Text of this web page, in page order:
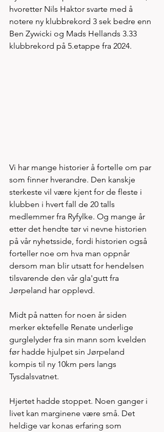
hvoretter Nils Haktor svarte med å
notere ny klubbrekord 3 sek bedre enn
Ben Zywicki og Mads Hellands 3.33
klubbrekord på 5.etappe fra 2024.
Vi har mange historier å fortelle om par
som finner hverandre. Den kanskje
sterkeste vil være kjent for de fleste i
klubben i hvert fall de 20 talls
medlemmer fra Ryfylke. Og mange år
etter det hendte tør vi nevne historien
på vår nyhetsside, fordi historien også
forteller noe om hva man oppnår
dersom man blir utsatt for hendelsen
tilsvarende den vår gla'gutt fra
Jørpeland har opplevd.
Midt på natten for noen år siden
merker ektefelle Renate underlige
gurglelyder fra sin mann som kvelden
før hadde hjulpet sin Jørpeland
kompis til ny 10km pers langs
Tysdalsvatnet.
Hjertet hadde stoppet. Noen ganger i
livet kan marginene være små. Det
heldige var konas erfaring som